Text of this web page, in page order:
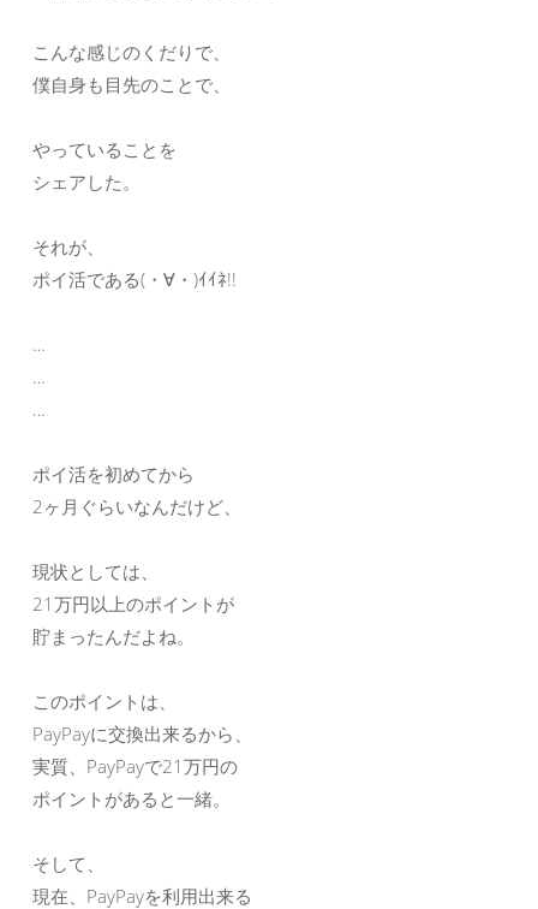
こんな感じのくだりで、
僕自身も目先のことで、
やっていることを
シェアした。
それが、
ポイ活である(・∀・)ｲｲﾈ!!
…
…
…
ポイ活を初めてから
2ヶ月ぐらいなんだけど、
現状としては、
21万円以上のポイントが
貯まったんだよね。
このポイントは、
PayPayに交換出来るから、
実質、PayPayで21万円の
ポイントがあると一緒。
そして、
現在、PayPayを利用出来る